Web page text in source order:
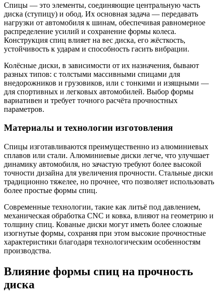
Спицы — это элементы, соединяющие центральную часть
диска (ступицу) и обод. Их основная задача — передавать
нагрузки от автомобиля к шинам, обеспечивая равномерное
распределение усилий и сохранение формы колеса.
Конструкция спиц влияет на вес диска, его жёсткость,
устойчивость к ударам и способность гасить вибрации.
Колёсные диски, в зависимости от их назначения, бывают
разных типов: с толстыми массивными спицами для
внедорожников и грузовиков, или с тонкими и изящными —
для спортивных и легковых автомобилей. Выбор формы
вариативен и требует точного расчёта прочностных
параметров.
Материалы и технологии изготовления
Спицы изготавливаются преимущественно из алюминиевых
сплавов или стали. Алюминиевые диски легче, что улучшает
динамику автомобиля, но зачастую требуют более высокой
точности дизайна для увеличения прочности. Стальные диски
традиционно тяжелее, но прочнее, что позволяет использовать
более простые формы спиц.
Современные технологии, такие как литьё под давлением,
механическая обработка CNC и ковка, влияют на геометрию и
толщину спиц. Кованые диски могут иметь более сложные
изогнутые формы, сохраняя при этом высокие прочностные
характеристики благодаря технологическим особенностям
производства.
Влияние формы спиц на прочность
диска